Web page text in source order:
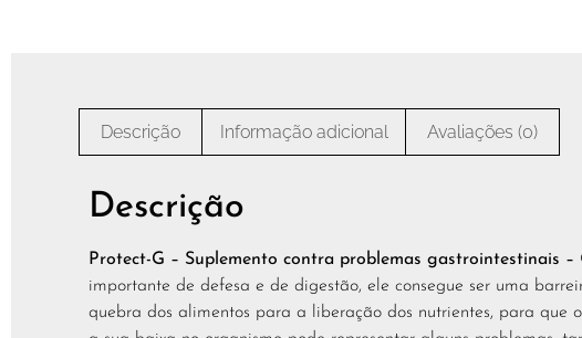
Descrição Informação adicional Avaliações (0)
Descrição
Protect-G – Suplemento contra problemas gastrointestinais –
importante de defesa e de digestão, ele consegue ser uma
quebra dos alimentos para a liberação dos nutrientes, para que